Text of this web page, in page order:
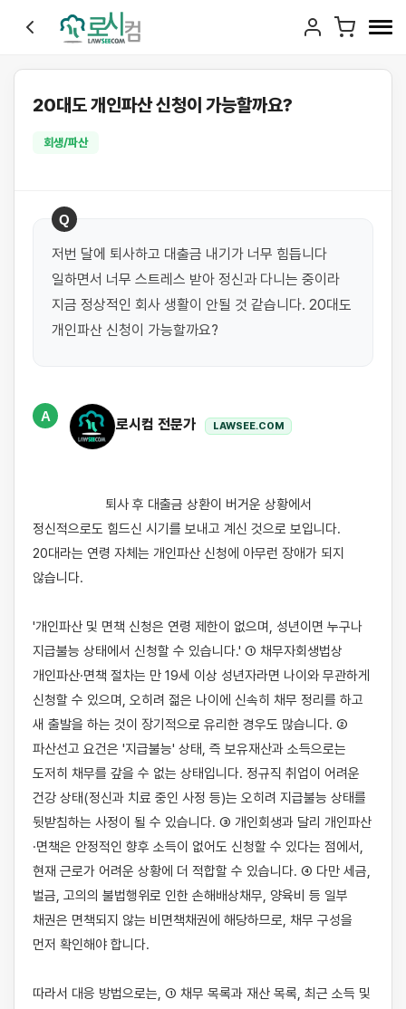
20대도 개인파산 신청이 가능할까요?
회생/파산
Q
저번 달에 퇴사하고 대출금 내기가 너무 힘듭니다
일하면서 너무 스트레스 받아 정신과 다니는 중이라
지금 정상적인 회사 생활이 안될 것 같습니다. 20대도
개인파산 신청이 가능할까요?
A
로시컴 전문가 LAWSEE.COM
정신적으로도 힘드신 시기를 보내고 계신 것으로 보입니다.
20대라는 연령 자체는 개인파산 신청에 아무런 장애가 되지
않습니다.
'개인파산 및 면책 신청은 연령 제한이 없으며, 성년이면 누구나
지급불능 상태에서 신청할 수 있습니다.' ① 채무자회생법상
개인파산·면책 절차는 만 19세 이상 성년자라면 나이와 무관하게
신청할 수 있으며, 오히려 젊은 나이에 신속히 채무 정리를 하고
새 출발을 하는 것이 장기적으로 유리한 경우도 많습니다. ②
파산선고 요건은 '지급불능' 상태, 즉 보유재산과 소득으로는
도저히 채무를 갚을 수 없는 상태입니다. 정규직 취업이 어려운
건강 상태(정신과 치료 중인 사정 등)는 오히려 지급불능 상태를
뒷받침하는 사정이 될 수 있습니다. ③ 개인회생과 달리 개인파산
·면책은 안정적인 향후 소득이 없어도 신청할 수 있다는 점에서,
현재 근로가 어려운 상황에 더 적합할 수 있습니다. ④ 다만 세금,
벌금, 고의의 불법행위로 인한 손해배상채무, 양육비 등 일부
채권은 면책되지 않는 비면책채권에 해당하므로, 채무 구성을
먼저 확인해야 합니다.
따라서 대응 방법으로는, ① 채무 목록과 재산 목록, 최근 소득 및